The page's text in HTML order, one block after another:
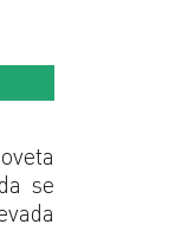
se